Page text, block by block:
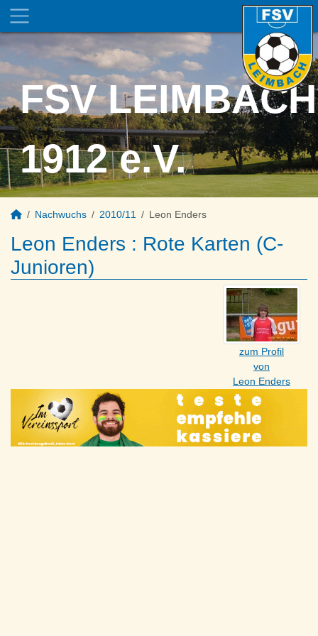
FSV LEIMBACH
1912 e.V.
Nachwuchs 2010/11 Leon Enders
Leon Enders : Rote Karten (C-
Junioren)
zum Profil
von
Leon Enders